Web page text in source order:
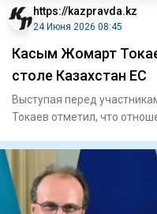
https://kazpravda.kz
24 Июня 2026 08:45
Касым Жомарт
столе Казахстан ЕС
Выступая перед
Токаев отметил, что